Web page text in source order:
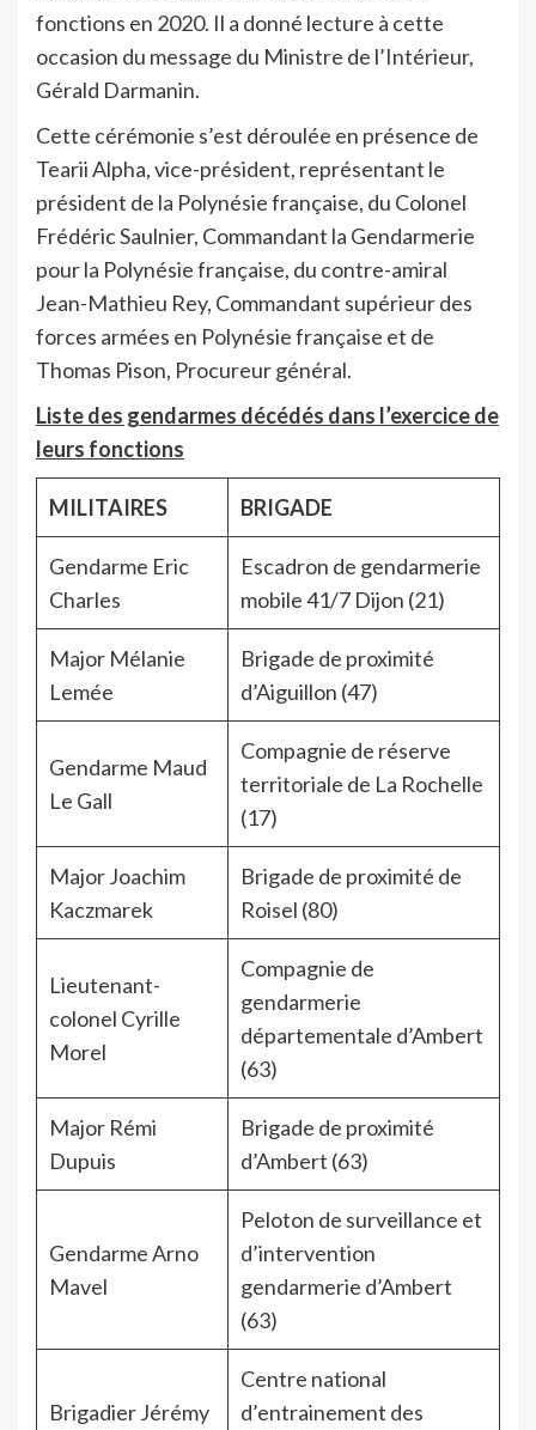
fonctions en 2020. Il a donné lecture à cette
occasion du message du Ministre de l’Intérieur,
Gérald Darmanin.
Cette cérémonie s’est déroulée en présence de
Tearii Alpha, vice-président, représentant le
président de la Polynésie française, du Colonel
Frédéric Saulnier, Commandant la Gendarmerie
pour la Polynésie française, du contre-amiral
Jean-Mathieu Rey, Commandant supérieur des
forces armées en Polynésie française et de
Thomas Pison, Procureur général.
Liste des gendarmes décédés dans l’exercice de
leurs fonctions
MILITAIRES BRIGADE
Gendarme Eric
Charles
Escadron de gendarmerie
mobile 41/7 Dijon (21)
Major Mélanie
Lemée
Brigade de proximité
d’Aiguillon (47)
Gendarme Maud
Le Gall
Compagnie de réserve
territoriale de La Rochelle
(17)
Major Joachim
Kaczmarek
Brigade de proximité de
Roisel (80)
Lieutenant-
colonel Cyrille
Morel
Compagnie de
gendarmerie
départementale d’Ambert
(63)
Major Rémi
Dupuis
Brigade de proximité
d’Ambert (63)
Gendarme Arno
Mavel
Peloton de surveillance et
d’intervention
gendarmerie d’Ambert
(63)
Brigadier Jérémy
Centre national
d’entrainement des